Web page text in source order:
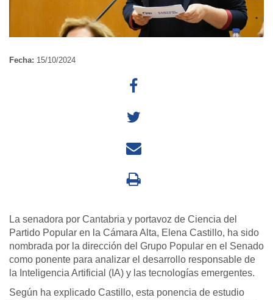
Fecha: 15/10/2024
La senadora por Cantabria y portavoz de Ciencia del
Partido Popular en la Cámara Alta, Elena Castillo, ha sido
nombrada por la dirección del Grupo Popular en el Senado
como ponente para analizar el desarrollo responsable de
la Inteligencia Artificial (IA) y las tecnologías emergentes.
Según ha explicado Castillo, esta ponencia de estudio